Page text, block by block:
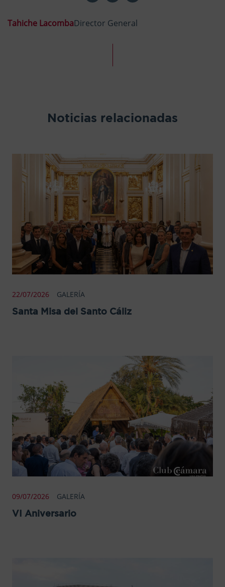
Tahiche LacombaDirector General
Noticias relacionadas
22/07/2026 GALERÍA
Santa Misa del Santo Cáliz
09/07/2026 GALERÍA
VI Aniversario